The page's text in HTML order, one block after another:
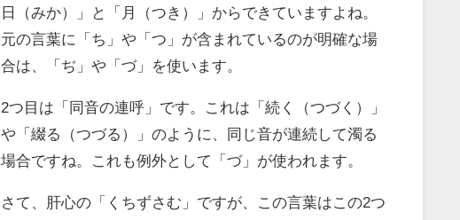
日（みか）」と「月（つき）」からできていますよね。
元の言葉に「ち」や「つ」が含まれているのが明確な場
合は、「ぢ」や「づ」を使います。
2つ目は「同音の連呼」です。これは「続く（つづく）」
や「綴る（つづる）」のように、同じ音が連続して濁る
場合ですね。これも例外として「づ」が使われます。
さて、肝心の「くちずさむ」ですが、この言葉はこの2つ